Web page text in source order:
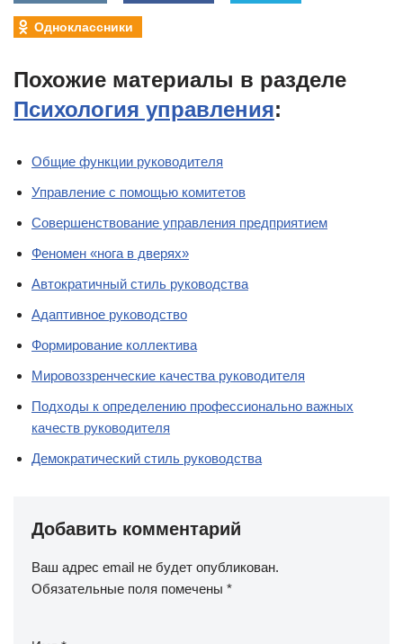
Одноклассники
Похожие материалы в разделе
Психология управления:
Общие функции руководителя
Управление с помощью комитетов
Совершенствование управления предприятием
Феномен «нога в дверях»
Автократичный стиль руководства
Адаптивное руководство
Формирование коллектива
Мировоззренческие качества руководителя
Подходы к определению профессионально важных
качеств руководителя
Демократический стиль руководства
Добавить комментарий
Ваш адрес email не будет опубликован.
Обязательные поля помечены *